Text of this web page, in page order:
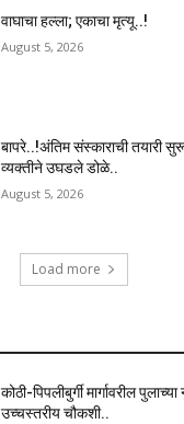
वाघाचा हल्ला; एकाचा मृत्यू..!
August 5, 2026
बापरे..!अंतिम संस्काराची तयारी
व्यक्तीने उघडले डोळे..
August 5, 2026
Load more
कोठी-पिपलीबुर्गी मार्गावरील
उच्चस्तरीय चौकशी..